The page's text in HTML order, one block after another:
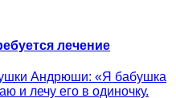
лечение
Андрюши: «Я бабушка
и лечу его в одиночку.